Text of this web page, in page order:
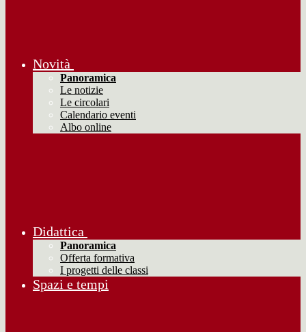
Novità
Panoramica
Le notizie
Le circolari
Calendario eventi
Albo online
Didattica
Panoramica
Offerta formativa
I progetti delle classi
Spazi e tempi